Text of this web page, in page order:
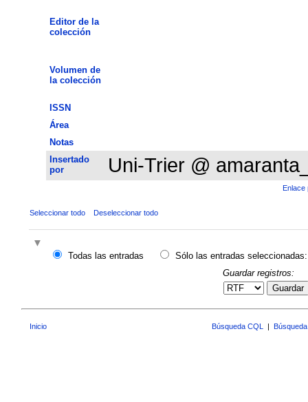
Editor de la
colección
Volumen de
la colección
ISSN
Área
Notas
Insertado
por
Uni-Trier @
Enlace
Seleccionar todo Deseleccionar todo
Todas las entradas
Sólo las entradas seleccionadas:
Guardar registros:
Guardar
Inicio Búsqueda CQL